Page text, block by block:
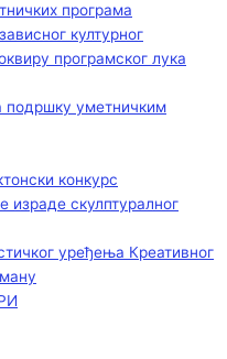
програма
културног
програмског лука
подршку уметничким
конкурс
израде скулптуралног
уређења Креативног